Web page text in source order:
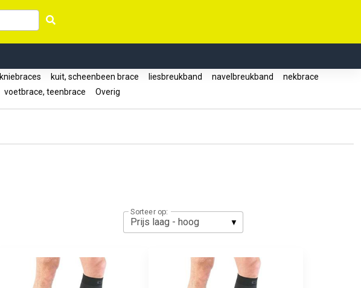
kniebraces kuit, scheenbeen brace liesbreukband navelbreukband
nekbrace
voetbrace, teenbrace Overig
Sorteer op: